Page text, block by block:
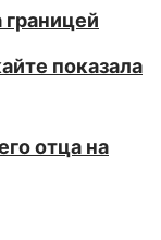
показала
отца на